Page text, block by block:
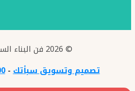
© 2026 فن البناء السعودي
تصميم وتسويق سبأتك-